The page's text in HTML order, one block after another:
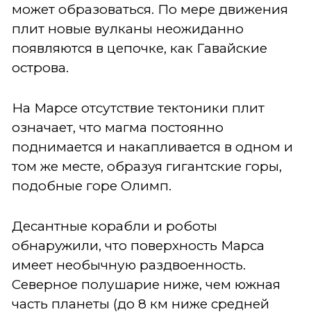
может образоваться. По мере движения
плит новые вулканы неожиданно
появляются в цепочке, как Гавайские
острова.
На Марсе отсутствие тектоники плит
означает, что магма постоянно
поднимается и накапливается в одном и
том же месте, образуя гигантские горы,
подобные горе Олимп.
Десантные корабли и роботы
обнаружили, что поверхность Марса
имеет необычную раздвоенность.
Северное полушарие ниже, чем южная
часть планеты (до 8 км ниже средней